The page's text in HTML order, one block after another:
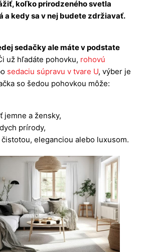
koľko prirodzeného svetla
a kedy sa v nej budete zdržiavať.
sedačky ale máte v podstate
už hľadáte pohovku, rohovú
sedaciu súpravu v tvare U, výber je
so šedou pohovkou môže:
jemne a žensky,
prírody,
eleganciou alebo luxusom.